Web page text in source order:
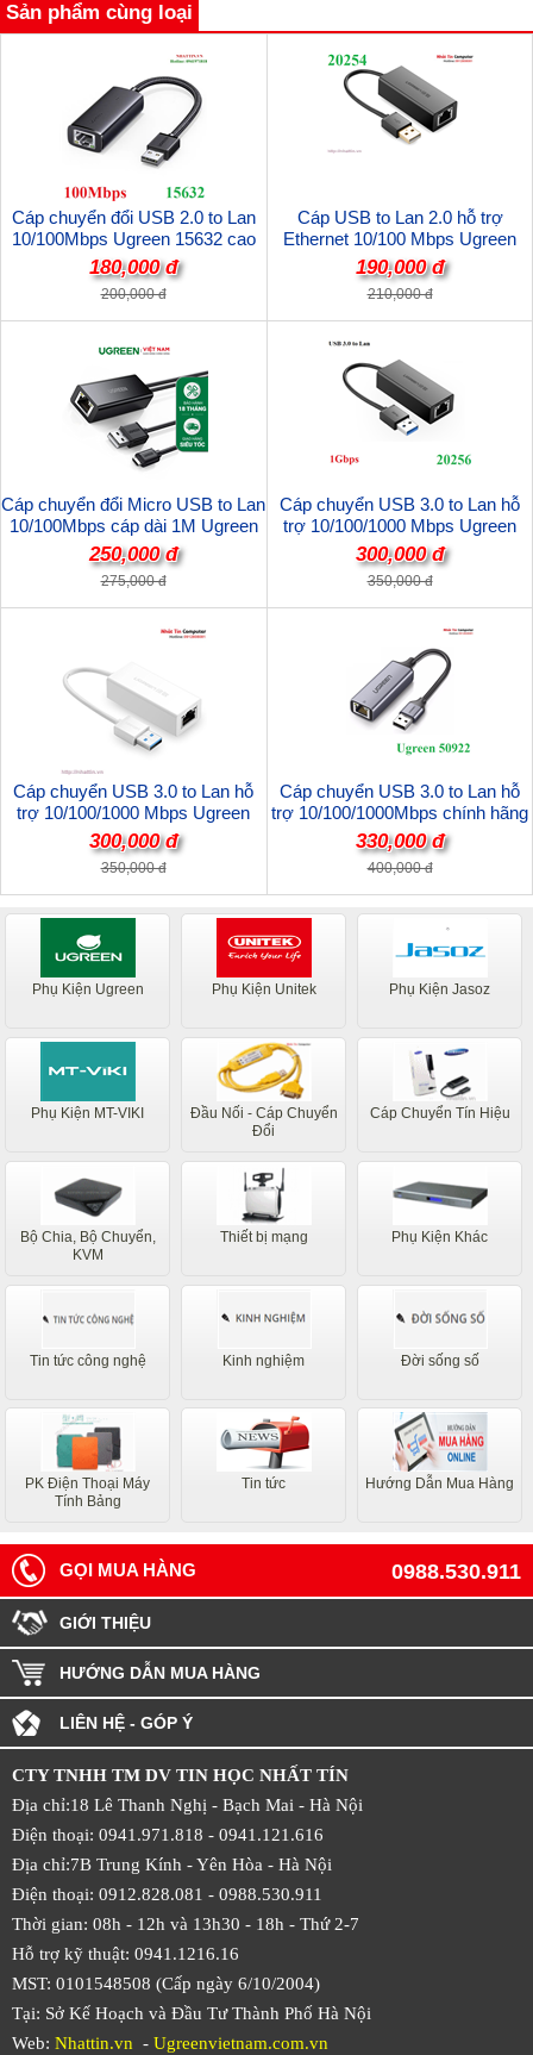
Sản phẩm cùng loại
Cáp chuyển đổi USB 2.0 to Lan
10/100Mbps Ugreen 15632 cao
cấp
180,000 đ
200,000 đ
Cáp USB to Lan 2.0 hỗ trợ
Ethernet 10/100 Mbps Ugreen
20254 cao cấp
190,000 đ
210,000 đ
Cáp chuyển đổi Micro USB to Lan
10/100Mbps cáp dài 1M Ugreen
30985 cao cấp
250,000 đ
275,000 đ
Cáp chuyển USB 3.0 to Lan hỗ
trợ 10/100/1000 Mbps Ugreen
20256 cao cấp
300,000 đ
350,000 đ
Cáp chuyển USB 3.0 to Lan hỗ
trợ 10/100/1000 Mbps Ugreen
20255 cao cấp
300,000 đ
350,000 đ
Cáp chuyển USB 3.0 to Lan hỗ
trợ 10/100/1000Mbps chính hãng
Ugreen 50922
330,000 đ
400,000 đ
Phụ Kiện Ugreen Phụ Kiện Unitek Phụ Kiện Jasoz
Phụ Kiện MT-VIKI
Đầu Nối - Cáp Chuyển
Đổi
Cáp Chuyển Tín Hiệu
Bộ Chia, Bộ Chuyển,
KVM
Thiết bị mạng Phụ Kiện Khác
Tin tức công nghệ Kinh nghiệm Đời sống số
PK Điện Thoại Máy
Tính Bảng
Tin tức Hướng Dẫn Mua Hàng
0988.530.911
GỌI MUA HÀNG
GIỚI THIỆU
HƯỚNG DẪN MUA HÀNG
LIÊN HỆ - GÓP Ý
CTY TNHH TM DV TIN HỌC NHẤT TÍN
Địa chỉ:18 Lê Thanh Nghị - Bạch Mai - Hà Nội
Điện thoại: 0941.971.818 - 0941.121.616
Địa chỉ:7B Trung Kính - Yên Hòa - Hà Nội
Điện thoại: 0912.828.081 - 0988.530.911
Thời gian: 08h - 12h và 13h30 - 18h - Thứ 2-7
Hỗ trợ kỹ thuật: 0941.1216.16
MST: 0101548508 (Cấp ngày 6/10/2004)
Tại: Sở Kế Hoạch và Đầu Tư Thành Phố Hà Nội
Web: Nhattin.vn - Ugreenvietnam.com.vn